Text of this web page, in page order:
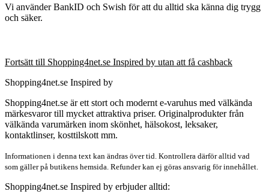
Vi använder BankID och Swish för att du alltid ska känna dig trygg
och säker.
Fortsätt till Shopping4net.se Inspired by utan att få cashback
Shopping4net.se Inspired by
Shopping4net.se är ett stort och modernt e-varuhus med välkända
märkesvaror till mycket attraktiva priser. Originalprodukter från
välkända varumärken inom skönhet, hälsokost, leksaker,
kontaktlinser, kosttilskott mm.
Informationen i denna text kan ändras över tid. Kontrollera därför alltid vad
som gäller på butikens hemsida. Refunder kan ej göras ansvarig för innehållet.
Shopping4net.se Inspired by erbjuder alltid: